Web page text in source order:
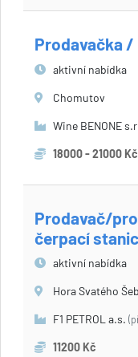
Prodavačka
aktivní nabídka
Chomutov
Wine BENONE
18000 - 21000 Kč
Prodavač/
čerpací
aktivní nabídka
Hora Svatého
F1 PETROL a.s.
11200 Kč